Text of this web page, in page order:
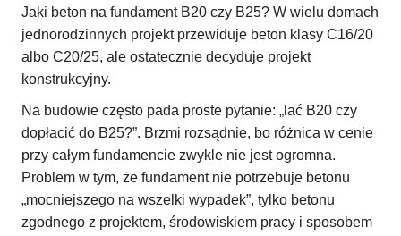
Jaki beton na fundament B20 czy B25? W wielu domach
jednorodzinnych projekt przewiduje beton klasy C16/20
albo C20/25, ale ostatecznie decyduje projekt
konstrukcyjny.
Na budowie często pada proste pytanie: „lać B20 czy
dopłacić do B25?”. Brzmi rozsądnie, bo różnica w cenie
przy całym fundamencie zwykle nie jest ogromna.
Problem w tym, że fundament nie potrzebuje betonu
„mocniejszego na wszelki wypadek”, tylko betonu
zgodnego z projektem, środowiskiem pracy i sposobem